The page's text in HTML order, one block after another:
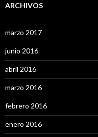
ARCHIVOS
marzo 2017
junio 2016
abril 2016
marzo 2016
febrero 2016
enero 2016